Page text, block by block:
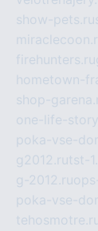
show-pets.ru
firehunters.ru
hometown-
shop-
one-life-
poka-vse-
g2012.rutst-
g-2012.ru
poka-vse-